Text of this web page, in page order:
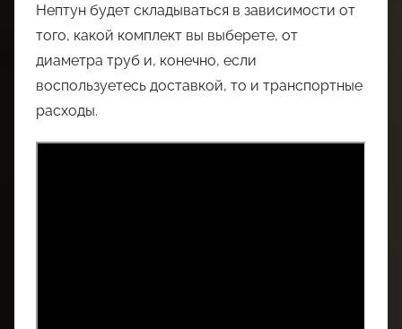
Нептун будет складываться в зависимости от
того, какой комплект вы выберете, от
диаметра труб и, конечно, если
воспользуетесь доставкой, то и транспортные
расходы.